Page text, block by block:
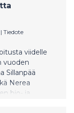
| Tiedote
viidelle
vuoden
Sillanpää
Nerea
bio- ja